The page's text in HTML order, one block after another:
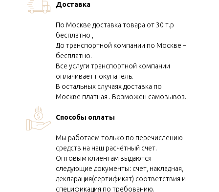
ассортимента для
(наши рекомендации по
модели.
Мы являемся
компании «Lida».
Доставка
По Москве доставка товара от 30 т.р
бесплатно ,
До транспортной компании по Москве –
бесплатно.
Все услуги транспортной компании
оплачивает покупатель.
В остальных случаях доставка по
Москве платная . Возможен самовывоз.
Способы оплаты
Мы работаем только по перечислению
средств на наш расчётный счет.
Оптовым клиентам выдаются
следующие документы: счет, накладная,
декларация(сертификат) соответствия и
спецификация по требованию.